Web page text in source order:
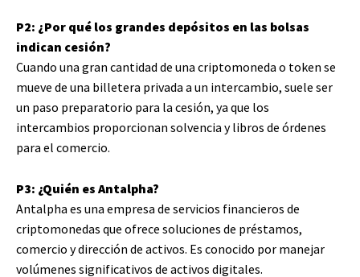
P2: ¿Por qué los grandes depósitos en las bolsas
indican cesión?
Cuando una gran cantidad de una criptomoneda o token se
mueve de una billetera privada a un intercambio, suele ser
un paso preparatorio para la cesión, ya que los
intercambios proporcionan solvencia y libros de órdenes
para el comercio.
P3: ¿Quién es Antalpha?
Antalpha es una empresa de servicios financieros de
criptomonedas que ofrece soluciones de préstamos,
comercio y dirección de activos. Es conocido por manejar
volúmenes significativos de activos digitales.